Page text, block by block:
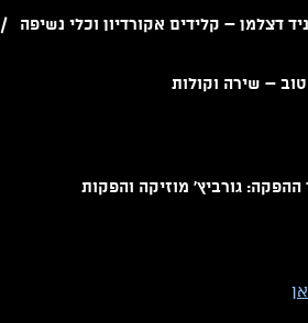
דצלמן – קלידים אקורדיון וכלי נשיפה /
– שירה וקולות
גורביץ' מוזיקה והפקות